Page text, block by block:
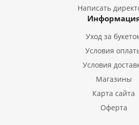
Букеты из
Букеты из
Написать
Уход за
Условия
Условия
Магазины
Карта сайта
Оферта